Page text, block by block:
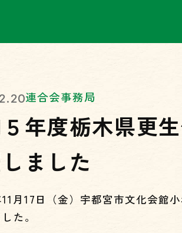
連合会事務局
年度栃木県更
ました
月17日（金）宇都宮市文化会館
た。